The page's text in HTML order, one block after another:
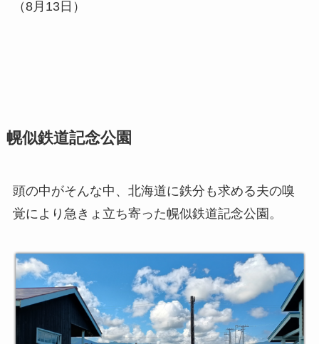
（8月13日）
幌似鉄道記念公園
頭の中がそんな中、北海道に鉄分も求める夫の嗅
覚により急きょ立ち寄った幌似鉄道記念公園。